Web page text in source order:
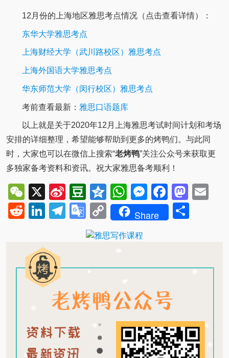
12月份的上海地区雅思考点情况（点击查看详情）：
东华大学雅思考点
上海财经大学（武川路校区）雅思考点
上海外国语大学雅思考点
华东师范大学（闵行校区）雅思考点
考前查看最新： 雅思口语题库
以上就是关于2020年12月上海雅思考试时间计划和考场
安排的详细整理，希望能够帮助到更多的烤鸭们。与此同
时，大家也可以在微信上搜索“老烤鸭”关注公众号来获取更
多独家备考资料和资讯。祝大家雅思备考顺利！
WeChat
X
Sina
Weibo
Douban
QzoneWhatsApp
Messenger
RedditLinkedIn
Telegram
Google
Translate
Copy
Link
Share